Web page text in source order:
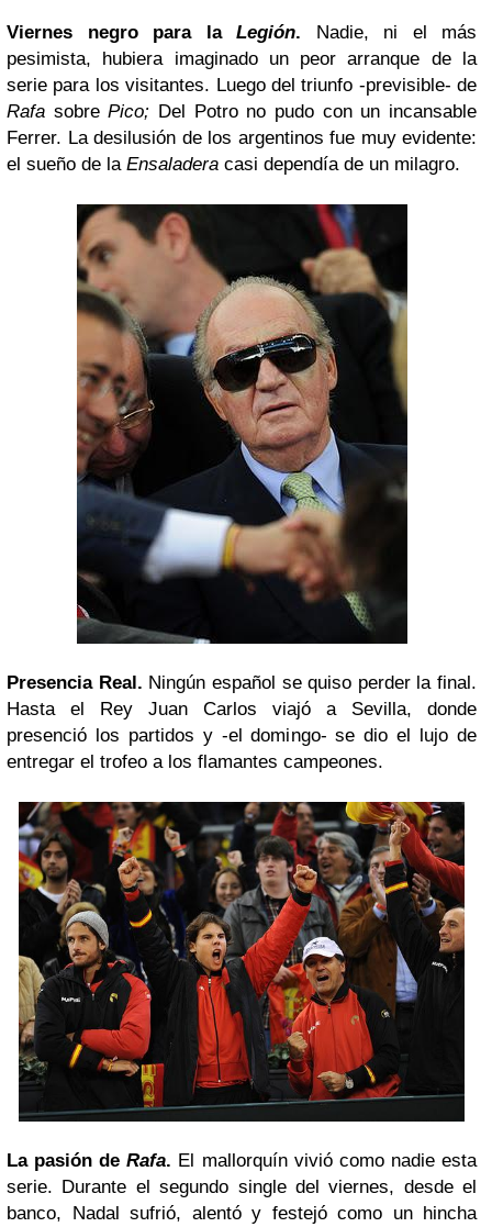
Viernes negro para la Legión. Nadie, ni el más
pesimista, hubiera imaginado un peor arranque de la
serie para los visitantes. Luego del triunfo -previsible- de
Rafa sobrePico; Del Potro no pudo con un incansable
Ferrer. La desilusión de los argentinos fue muy evidente:
el sueño de la Ensaladera casi dependía de un milagro.
Presencia Real. Ningún español se quiso perder la final.
Hasta el Rey Juan Carlos viajó a Sevilla, donde
presenció los partidos y -el domingo- se dio el lujo de
entregar el trofeo a los flamantes campeones.
La pasión deRafa. El mallorquín vivió como nadie esta
serie. Durante el segundo single del viernes, desde el
banco, Nadal sufrió, alentó y festejó como un hincha